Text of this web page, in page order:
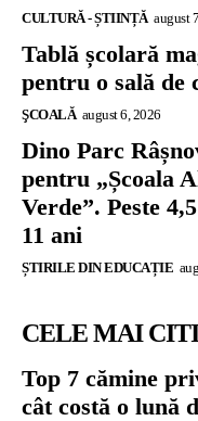
CULTURĂ - ȘTIINȚĂ august
Tablă școlară
pentru o sală de
ŞCOALĂ august 6, 2026
Dino Parc
pentru „Școala
Verde”. Peste
11 ani
ȘTIRILE DIN EDUCAȚIE
CELE MAI
Top 7 cămine
cât costă o lună